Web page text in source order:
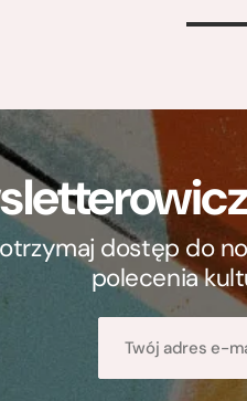
>
dostęp do
polecenia